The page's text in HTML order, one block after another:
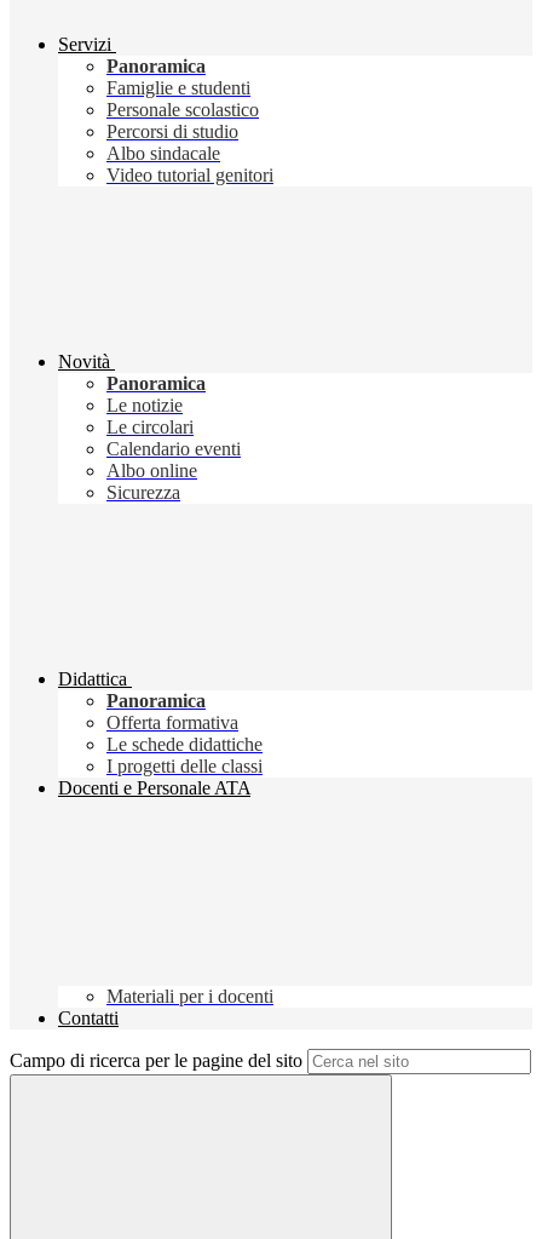
Servizi
Panoramica
Famiglie e studenti
Personale scolastico
Percorsi di studio
Albo sindacale
Video tutorial genitori
Novità
Panoramica
Le notizie
Le circolari
Calendario eventi
Albo online
Sicurezza
Didattica
Panoramica
Offerta formativa
Le schede didattiche
I progetti delle classi
Docenti e Personale ATA
Materiali per i docenti
Contatti
Campo di ricerca per le pagine del sito